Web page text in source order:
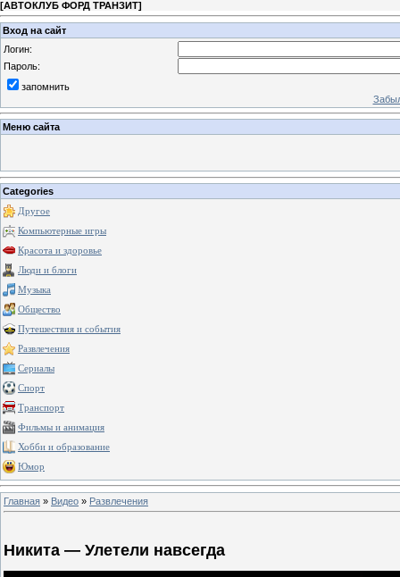
[АВТОКЛУБ ФОРД ТРАНЗИТ]
Вход на сайт
Логин:
Пароль:
запомнить
Меню сайта
Categories
Другое
Компьютерные игры
Красота и здоровье
Люди и блоги
Музыка
Общество
Путешествия и события
Развлечения
Сериалы
Спорт
Транспорт
Фильмы и анимация
Хобби и образование
Юмор
Главная » Видео » Развлечения
Никита — Улетели навсегда